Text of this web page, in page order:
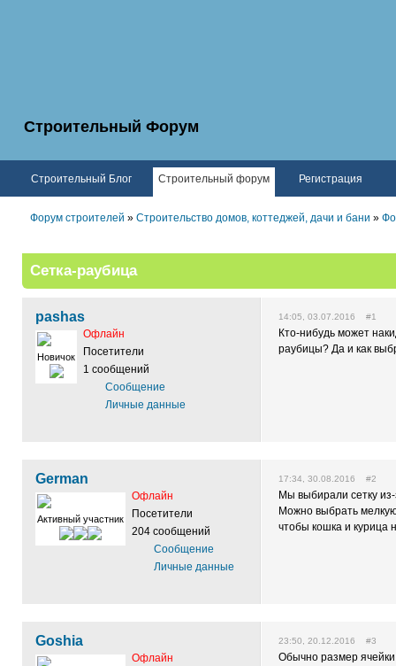
Строительный Форум
Строительный Блог Строительный форум Регистрация
Форум строителей » Строительство домов, коттеджей, дачи и бани »
Сетка-раубица
pashas
Новичок
Офлайн
Посетители
1 сообщений
Сообщение
Личные данные
14:05, 03.07.2016 #1
Кто-нибудь может
раубицы? Да и как
German
Активный участник
Офлайн
Посетители
204 сообщений
Сообщение
Личные данные
17:34, 30.08.2016 #2
Мы выбирали сетку
Можно выбрать
чтобы кошка и курица
Goshia
Офлайн
23:50, 20.12.2016 #3
Обычно размер